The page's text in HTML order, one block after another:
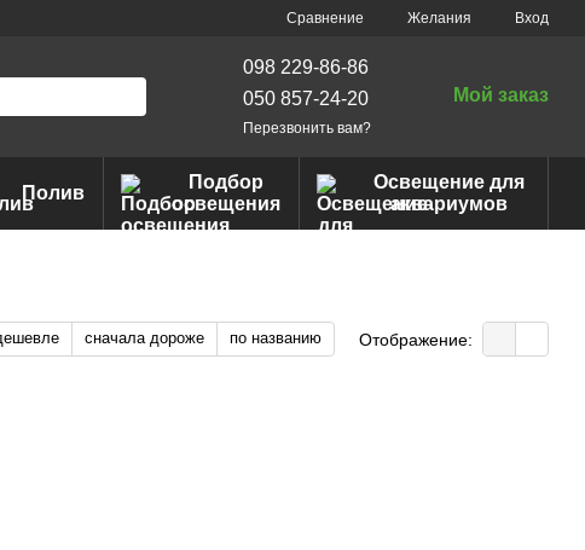
Сравнение Желания Вход
098 229-86-86
050 857-24-20
Перезвонить вам?
Мой заказ
Полив
Подбор
освещения
Освещение для
аквариумов
сначала дороже по названию Отображение: